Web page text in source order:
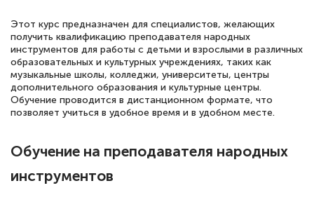
18 марта 2026
Выражаю благодарность за курс
повышения квалификации "Эксперт ЕГЭ по
русскому языку и литературе". Много
полезных материалов помогли
книги, методические рекомендации,
статьи. Времени на подготовку
Этот курс предназначен для специалистов, желающих
получить квалификацию преподавателя народных
инструментов для работы с детьми и взрослыми в различных
образовательных и культурных учреждениях, таких как
музыкальные школы, колледжи, университеты, центры
дополнительного образования и культурные центры.
Обучение проводится в дистанционном формате, что
позволяет учиться в удобное время и в удобном месте.
Обучение на преподавателя народных
инструментов